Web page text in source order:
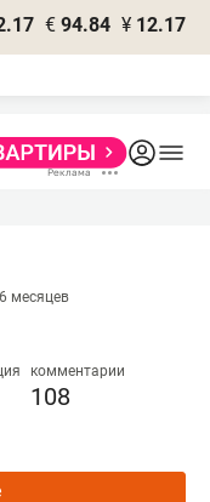
€ 94.84 ¥ 12.17
месяцев
комментарии
108